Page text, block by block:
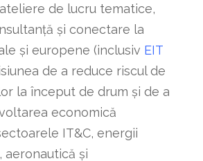
de lucru tematice,
și conectare la
și europene (inclusiv EIT
de a reduce riscul de
la început de drum și de a
economică
IT&C, energii
aeronautică și